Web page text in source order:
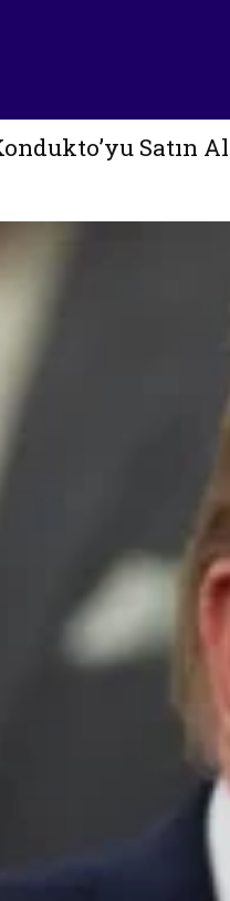
Satın